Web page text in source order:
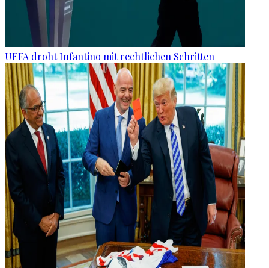
UEFA droht Infantino mit rechtlichen Schritten